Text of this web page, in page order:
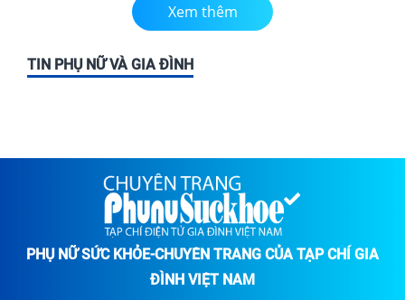
Xem thêm
TIN PHỤ NỮ VÀ GIA ĐÌNH
PHỤ NỮ SỨC KHỎE-CHUYÊN TRANG CỦA TẠP CHÍ GIA
ĐÌNH VIỆT NAM